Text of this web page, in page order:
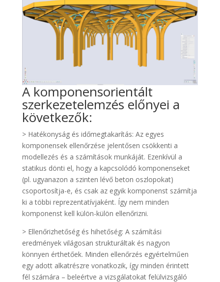
A komponensorientált
szerkezetelemzés előnyei a
következők:
> Hatékonyság és időmegtakarítás: Az egyes
komponensek ellenőrzése jelentősen csökkenti a
modellezés és a számítások munkáját. Ezenkívül a
statikus dönti el, hogy a kapcsolódó komponenseket
(pl. ugyanazon a szinten lévő beton oszlopokat)
csoportosítja-e, és csak az egyik komponenst számítja
ki a többi reprezentatívjaként. Így nem minden
komponenst kell külön-külön ellenőrizni.
> Ellenőrizhetőség és hihetőség: A számítási
eredmények világosan strukturáltak és nagyon
könnyen érthetőek. Minden ellenőrzés egyértelműen
egy adott alkatrészre vonatkozik, így minden érintett
fél számára – beleértve a vizsgálatokat felülvizsgáló